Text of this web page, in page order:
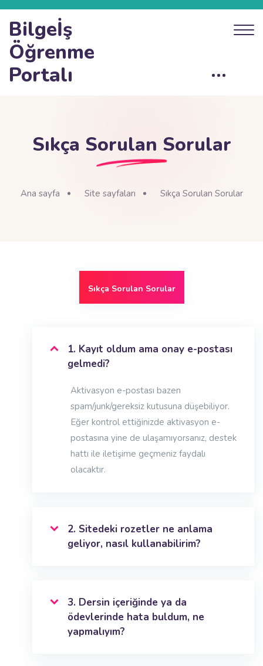
Bilgeİş
Öğrenme
Portalı
Sıkça Sorulan Sorular
Ana sayfa Site sayfaları Sıkça Sorulan Sorular
Sıkça Sorulan Sorular
1. Kayıt oldum ama onay e-postası
gelmedi?
Aktivasyon e-postası bazen
spam/junk/gereksiz kutusuna düşebiliyor.
Eğer kontrol ettiğinizde aktivasyon e-
postasına yine de ulaşamıyorsanız, destek
hattı ile iletişime geçmeniz faydalı
olacaktır.
2. Sitedeki rozetler ne anlama
geliyor, nasıl kullanabilirim?
3. Dersin içeriğinde ya da
ödevlerinde hata buldum, ne
yapmalıyım?